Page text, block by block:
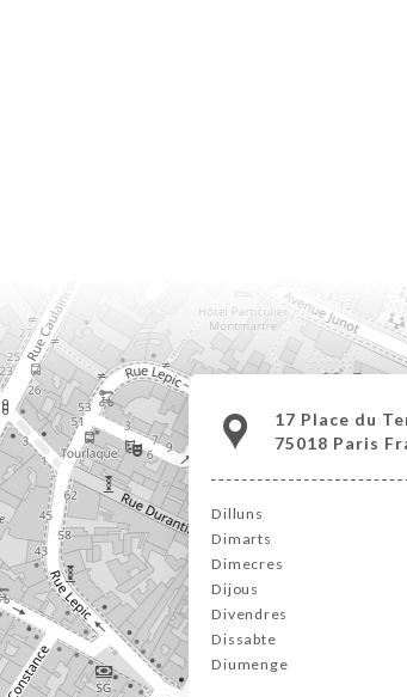
17 Place du
75018 Paris
Dilluns
Dimarts
Dimecres
Dijous
Divendres
Dissabte
Diumenge